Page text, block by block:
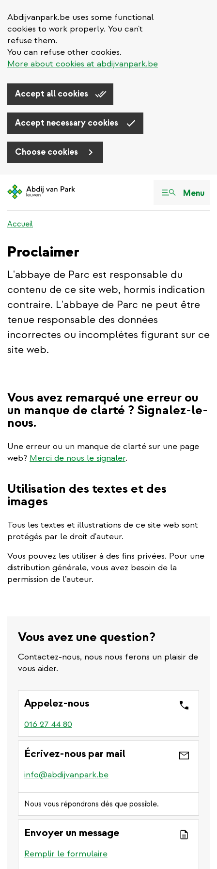
Abdijvanpark.be uses some functional
cookies to work properly. You can't
refuse them.
You can refuse other cookies.
More about cookies at abdijvanpark.be
Accept all cookies
Accept necessary cookies
Choose cookies
au
Menu
Accueil
Proclaimer
L'abbaye de Parc est responsable du
contenu de ce site web, hormis indication
contraire. L'abbaye de Parc ne peut être
tenue responsable des données
incorrectes ou incomplètes figurant sur ce
site web.
Vous avez remarqué une erreur ou
un manque de clarté ? Signalez-le-
nous.
Une erreur ou un manque de clarté sur une page
web? Merci de nous le signaler.
Utilisation des textes et des
images
Tous les textes et illustrations de ce site web sont
protégés par le droit d'auteur.
Vous pouvez les utiliser à des fins privées. Pour une
distribution générale, vous avez besoin de la
permission de l'auteur.
Vous avez une question?
Contactez-nous, nous nous ferons un plaisir de
vous aider.
Appelez-nous
016 27 44 80
Écrivez-nous par mail
info@abdijvanpark.be
Nous vous répondrons dès que possible.
Envoyer un message
Remplir le formulaire